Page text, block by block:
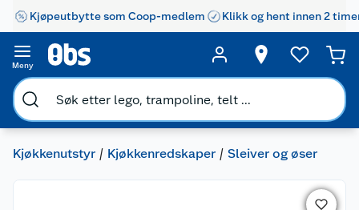
Kjøpeutbytte som Coop-medlem Klikk og hent innen 2
Meny
Kjøkkenutstyr Kjøkkenredskaper Sleiver og øser